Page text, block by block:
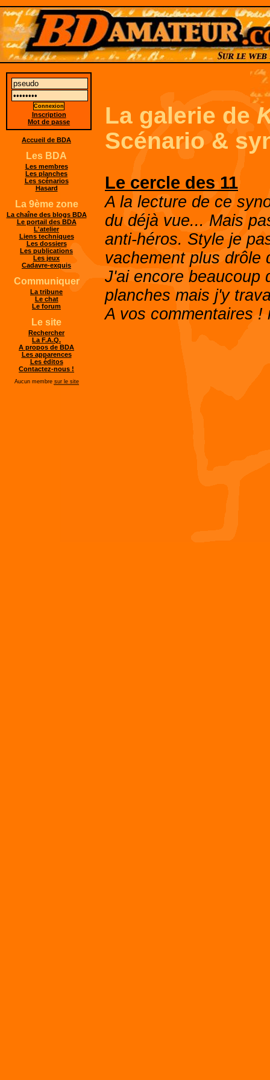
La galerie de
Scénario &
Le cercle des 11
A la lecture de ce
du déjà vue... Mais
anti-héros. Style je
vachement plus drôle
J'ai encore beaucoup
planches mais j'y
A vos commentaires !
Inscription
Mot de passe
Accueil de BDA
Les BDA
Les membres
Les planches
Les scénarios
Hasard
La 9ème zone
La chaîne des blogs BDA
Le portail des BDA
L'atelier
Liens techniques
Les dossiers
Les publications
Les jeux
Cadavre-exquis
Communiquer
La tribune
Le chat
Le forum
Le site
Rechercher
La F.A.Q.
A propos de BDA
Les apparences
Les éditos
Contactez-nous !
Aucun membre sur le site